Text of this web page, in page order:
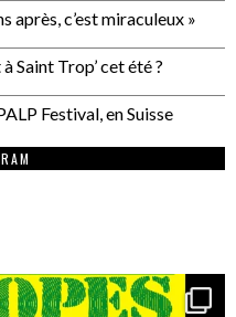
après, c’est miraculeux »
Saint Trop’ cet été ?
Festival, en Suisse